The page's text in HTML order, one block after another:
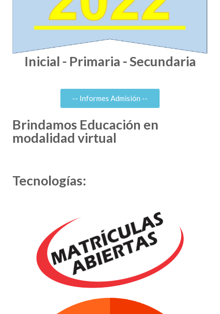
Inicial - Primaria - Secundaria
-- Informes Admisión --
Brindamos Educación en
modalidad virtual
Tecnologías: